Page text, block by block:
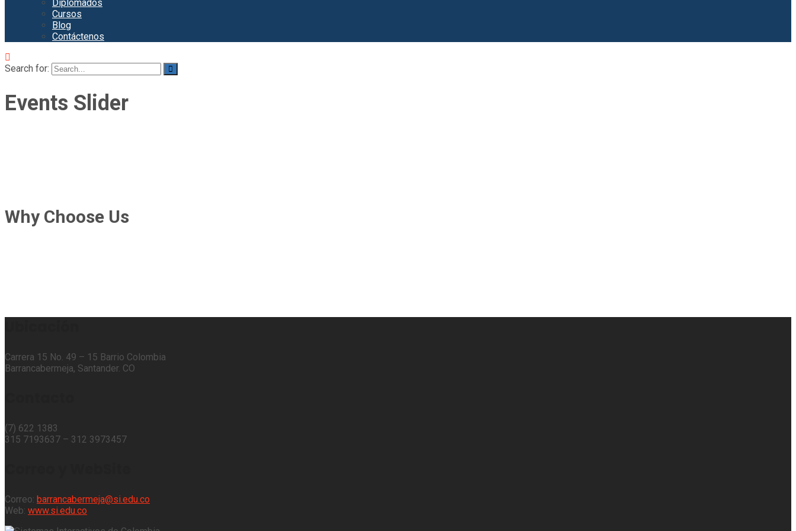
Diplomados
Cursos
Blog
Contáctenos
Search for:
Events Slider
Why Choose Us
Carrera 15 No. 49 – 15 Barrio Colombia
Barrancabermeja, Santander. CO
(7) 622 1383
315 7193637 – 312 3973457⁣⁣
Correo: barrancabermeja@si.edu.co
Web: www.si.edu.co